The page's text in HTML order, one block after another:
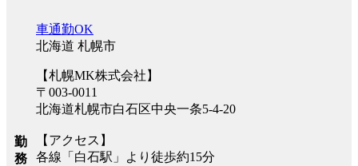
勤
務
車通勤OK
北海道 札幌市
【札幌MK株式会社】
〒003-0011
北海道札幌市白石区中央一条5-4-20
【アクセス】
各線「白石駅」より徒歩約15分